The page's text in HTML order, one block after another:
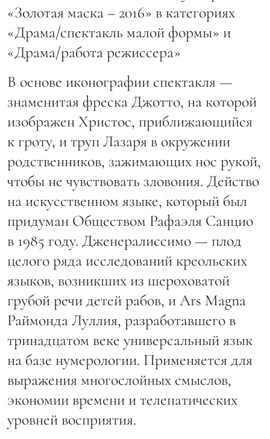
«Золотая маска – 2016» в категориях
«Драма/спектакль малой формы» и
«Драма/работа режиссера»
В основе иконографии спектакля —
знаменитая фреска Джотто, на которой
изображен Христос, приближающийся
к гроту, и труп Лазаря в окружении
родственников, зажимающих нос рукой,
чтобы не чувствовать зловония. Действо
на искусственном языке, который был
придуман Обществом Рафаэля Санцио
в 1985 году. Дженералиссимо — плод
целого ряда исследований креольских
языков, возникших из шероховатой
грубой речи детей рабов, и Ars Magna
Раймонда Луллия, разработавшего в
тринадцатом веке универсальный язык
на базе нумерологии. Применяется для
выражения многослойных смыслов,
экономии времени и телепатических
уровней восприятия.